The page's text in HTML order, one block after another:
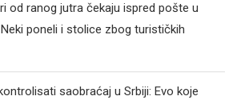
od ranog jutra čekaju ispred pošte u
poneli i stolice zbog turističkih
saobraćaj u Srbiji: Evo koje